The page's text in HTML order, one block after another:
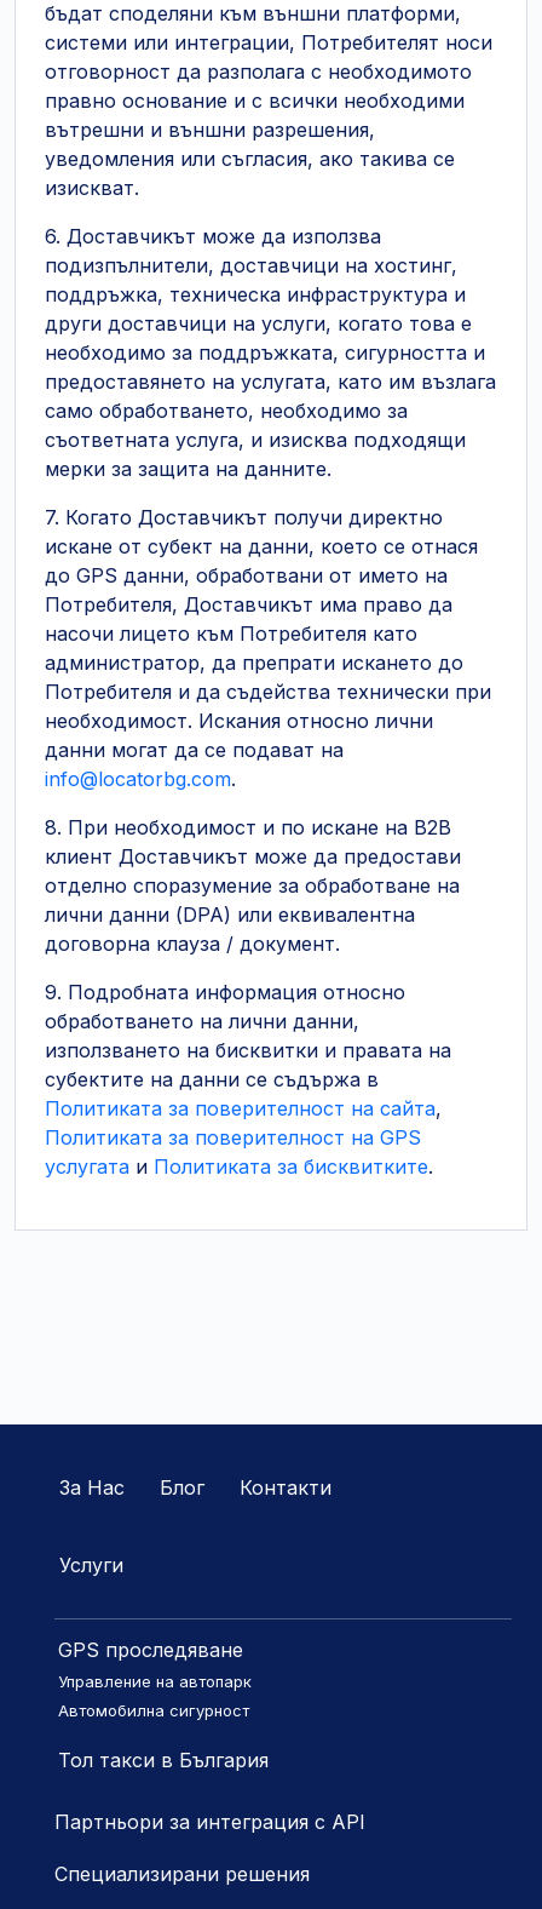
бъдат споделяни към външни платформи,
системи или интеграции, Потребителят носи
отговорност да разполага с необходимото
правно основание и с всички необходими
вътрешни и външни разрешения,
уведомления или съгласия, ако такива се
изискват.
6. Доставчикът може да използва
подизпълнители, доставчици на хостинг,
поддръжка, техническа инфраструктура и
други доставчици на услуги, когато това е
необходимо за поддръжката, сигурността и
предоставянето на услугата, като им възлага
само обработването, необходимо за
съответната услуга, и изисква подходящи
мерки за защита на данните.
7. Когато Доставчикът получи директно
искане от субект на данни, което се отнася
до GPS данни, обработвани от името на
Потребителя, Доставчикът има право да
насочи лицето към Потребителя като
администратор, да препрати искането до
Потребителя и да съдейства технически при
необходимост. Искания относно лични
данни могат да се подават на
info@locatorbg.com.
8. При необходимост и по искане на B2B
клиент Доставчикът може да предостави
отделно споразумение за обработване на
лични данни (DPA) или еквивалентна
договорна клауза / документ.
9. Подробната информация относно
обработването на лични данни,
използването на бисквитки и правата на
субектите на данни се съдържа в
Политиката за поверителност на сайта,
Политиката за поверителност на GPS
услугата и Политиката за бисквитките.
За Нас Блог Контакти
Услуги
GPS проследяване
Управление на автопарк
Автомобилна сигурност
Тол такси в България
Партньори за интеграция с API
Специализирани решения